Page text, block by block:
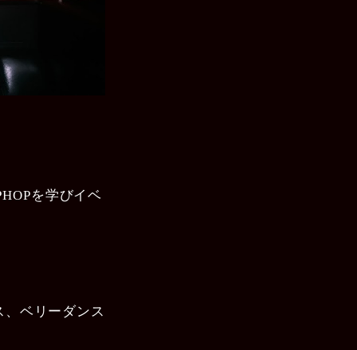
を学びイベ
、ベリーダンス